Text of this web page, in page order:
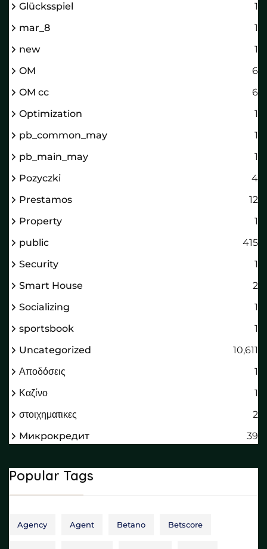
Glücksspiel
1
mar_8
1
new
1
OM
6
OM cc
6
Optimization
1
pb_common_may
1
pb_main_may
1
Pozyczki
4
Prestamos
12
Property
1
public
415
Security
1
Smart House
2
Socializing
1
sportsbook
1
Uncategorized
10,611
Αποδόσεις
1
Καζίνο
1
στοιχηματικες
2
Микрокредит
39
Popular Tags
Agency Agent Betano Betscore